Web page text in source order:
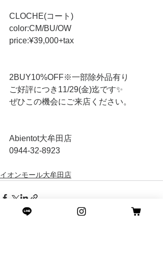
CLOCHE(コート)
color:CM/BU/OW
price:¥39,000+tax
2BUY10%OFF※一部除外品有り
ご好評につき11/29(金)迄です✨
ぜひこの機会にご来店ください。
Abientot大牟田店
0944-32-8923
イオンモール大牟田店